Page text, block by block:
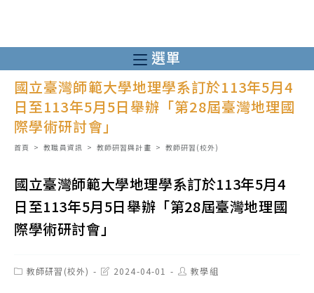
至
主
選單
國立臺灣師範大學地理學系訂於113年5月4
日至113年5月5日舉辦「第28屆臺灣地理國
際學術研討會」
首頁 > 教職員資訊 > 教師研習與計畫 > 教師研習(校外)
國立臺灣師範大學地理學系訂於113年5月4
日至113年5月5日舉辦「第28屆臺灣地理國
際學術研討會」
Post教師研習(校外)
Post2024-04-01
Post教學組